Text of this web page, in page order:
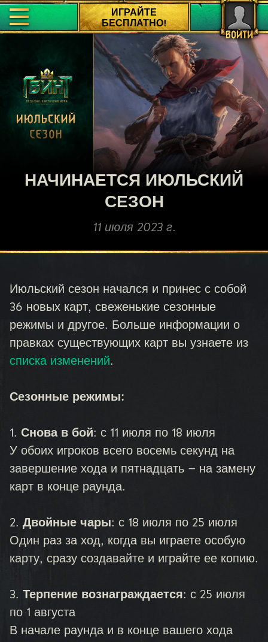
ВОЙТИ
ИГРАЙТЕ
БЕСПЛАТНО!
НАЧИНАЕТСЯ ИЮЛЬСКИЙ
СЕЗОН
11 июля 2023 г.
Июльский сезон начался и принес с собой
36 новых карт, свеженькие сезонные
режимы и другое. Больше информации о
правках существующих карт вы узнаете из
списка изменений.
Сезонные режимы:
1. Снова в бой: с 11 июля по 18 июля
У обоих игроков всего восемь секунд на
завершение хода и пятнадцать — на замену
карт в конце раунда.
2. Двойные чары: с 18 июля по 25 июля
Один раз за ход, когда вы играете особую
карту, сразу создавайте и играйте ее копию.
3. Терпение вознаграждается: с 25 июля
по 1 августа
В начале раунда и в конце вашего хода